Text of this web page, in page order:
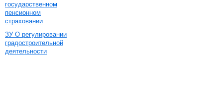
государственном
пенсионном
страховании
ЗУ О регулировании
градостроительной
деятельности